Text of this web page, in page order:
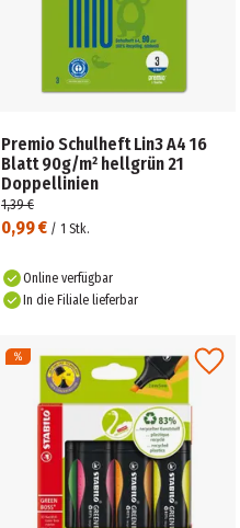
Premio Schulheft Lin3 A4 16
Blatt 90g/m² hellgrün 21
Doppellinien
0,99 € / 1 Stk.
1,39 €
Online verfügbar
In die Filiale lieferbar